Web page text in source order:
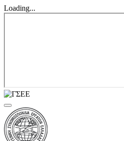
Loading...